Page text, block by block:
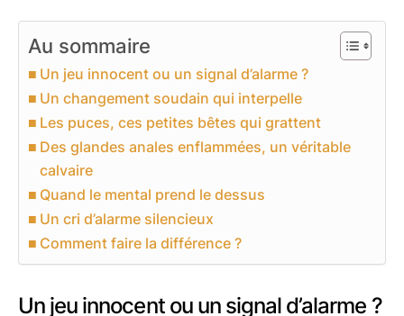
Au sommaire
Un jeu innocent ou un signal d’alarme ?
Un changement soudain qui interpelle
Les puces, ces petites bêtes qui grattent
Des glandes anales enflammées, un véritable
calvaire
Quand le mental prend le dessus
Un cri d’alarme silencieux
Comment faire la différence ?
Un jeu innocent ou un signal d’alarme ?